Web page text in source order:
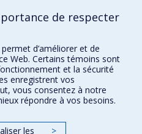
de respecter
d’améliorer et de
Web. Certains témoins sont
et la sécurité
enregistrent vos
vous consentez à notre
répondre à vos besoins.
les >